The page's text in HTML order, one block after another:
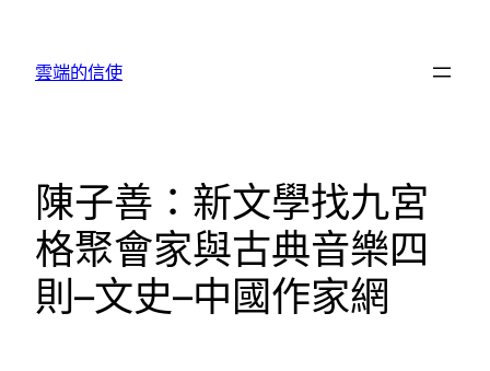
雲端的信使
陳子善：新文學找九宮
格聚會家與古典音樂四
則–文史–中國作家網